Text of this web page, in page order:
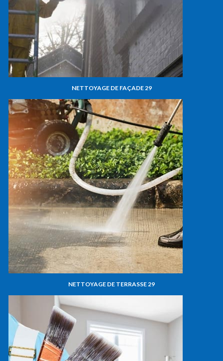
NETTOYAGE DE FAÇADE 29
NETTOYAGE DE TERRASSE 29